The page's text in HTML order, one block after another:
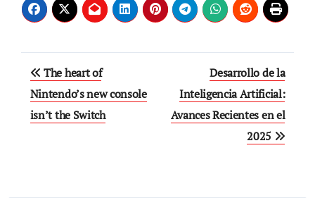
Post
navigation
The heart of
Nintendo’s new console
isn’t the Switch
Desarrollo de la
Inteligencia Artificial:
Avances Recientes en el
2025